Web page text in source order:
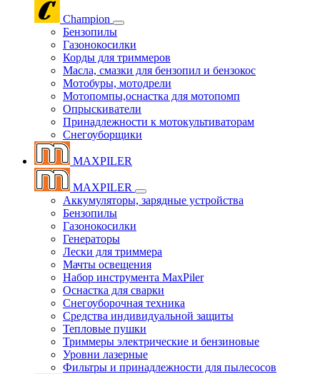
Champion
Бензопилы
Газонокосилки
Корды для триммеров
Масла, смазки для бензопил и бензокос
Мотобуры, мотодрели
Мотопомпы,оснастка для мотопомп
Опрыскиватели
Принадлежности к мотокультиваторам
Снегоуборщики
MAXPILER
MAXPILER
Аккумуляторы, зарядные устройства
Бензопилы
Газонокосилки
Генераторы
Лески для триммера
Мачты освещения
Набор инструмента MaxPiler
Оснастка для сварки
Снегоуборочная техника
Средства индивидуальной защиты
Тепловые пушки
Триммеры электрические и бензиновые
Уровни лазерные
Фильтры и принадлежности для пылесосов